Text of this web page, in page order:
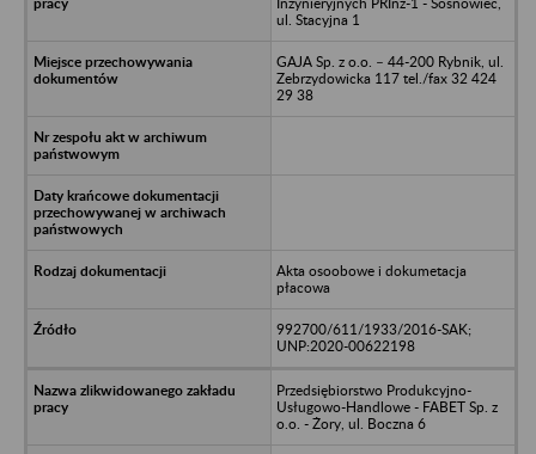
ul. Stacyjna 1
GAJA Sp. z o.o. – 44-200 Rybnik, ul.
Zebrzydowicka 117 tel./fax 32 424
29 38
Akta osoobowe i dokumetacja
płacowa
992700/611/1933/2016-SAK;
UNP:2020-00622198
Przedsiębiorstwo Produkcyjno-
Usługowo-Handlowe - FABET Sp. z
o.o. - Żory, ul. Boczna 6